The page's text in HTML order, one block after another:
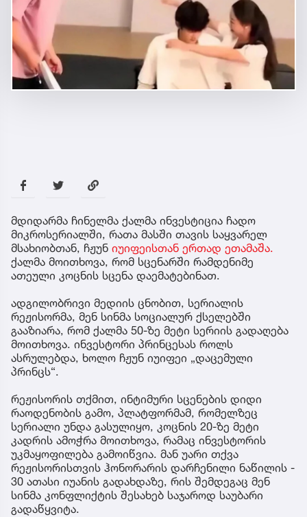
მდიდარმა ჩინელმა ქალმა ინვესტიცია ჩადო
მიკროსერიალში, რათა მასში თავის საყვარელ
მსახიობთან, ჩჟუნ იუიფეისთან ერთად ეთამაშა.
ქალმა მოითხოვა, რომ სცენარში რამდენიმე
ათეული კოცნის სცენა დაემატებინათ.
ადგილობრივი მედიის ცნობით, სერიალის
რეჟისორმა, მენ სინმა სოციალურ ქსელებში
გააზიარა, რომ ქალმა 50-ზე მეტი სერიის გადაღება
მოითხოვა. ინვესტორი პრინცესას როლს
ასრულებდა, ხოლო ჩჟუნ იუიფეი „დაცემული
პრინცს“.
რეჟისორის თქმით, ინტიმური სცენების დიდი
რაოდენობის გამო, პლატფორმამ, რომელზეც
სერიალი უნდა გასულიყო, კოცნის 20-ზე მეტი
კადრის ამოჭრა მოითხოვა, რამაც ინვესტორის
უკმაყოფილება გამოიწვია. მან უარი თქვა
რეჟისორისთვის ჰონორარის დარჩენილი ნაწილის -
30 ათასი იუანის გადახდაზე, რის შემდეგაც მენ
სინმა კონფლიქტის შესახებ საჯაროდ საუბარი
გადაწყვიტა.